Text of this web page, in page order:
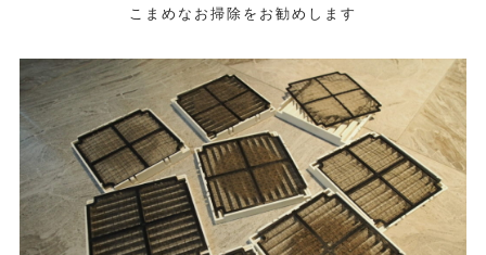
こまめなお掃除をお勧めします